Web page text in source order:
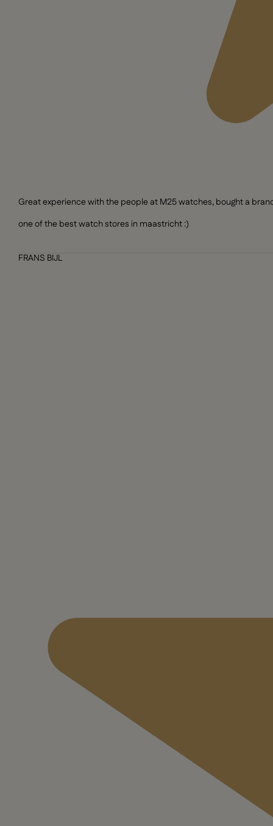
Great experience with the people at M25 watches, bought a
one of the best watch stores in maastricht :)
FRANS BIJL